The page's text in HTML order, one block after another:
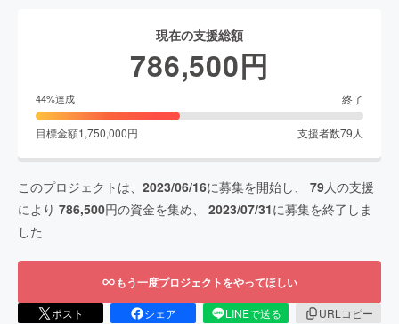
現在の支援総額
786,500円
44%達成 終了
目標金額1,750,000円 支援者数79 人
このプロジェクトは、 2023/06/16に募集を開始し、 79人の支援
により 786,500円の資金を集め、 2023/07/31に募集を終了しま
した
もう一度プロジェクトをやってほしい
ポスト シェア LINEで送る
URLコピー